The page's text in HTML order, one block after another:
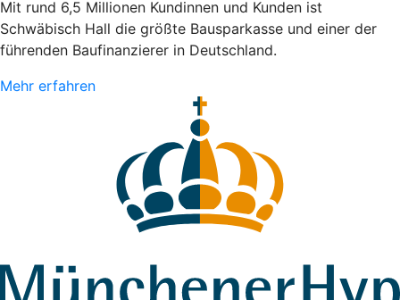
Mit rund 6,5 Millionen Kundinnen und Kunden ist
Schwäbisch Hall die größte Bausparkasse und einer der
führenden Baufinanzierer in Deutschland.
Mehr erfahren